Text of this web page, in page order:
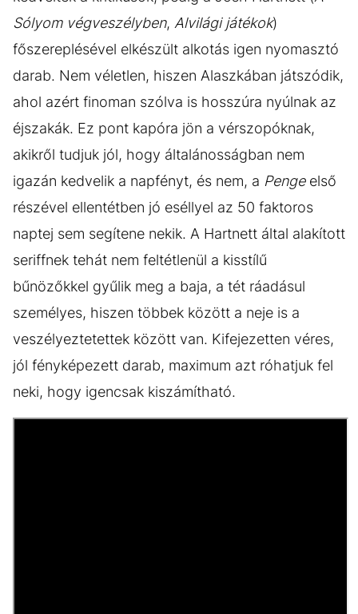
Sólyom végveszélyben, Alvilági játékok)
főszereplésével elkészült alkotás igen nyomasztó
darab. Nem véletlen, hiszen Alaszkában játszódik,
ahol azért finoman szólva is hosszúra nyúlnak az
éjszakák. Ez pont kapóra jön a vérszopóknak,
akikről tudjuk jól, hogy általánosságban nem
igazán kedvelik a napfényt, és nem, a Pengeelső
részével ellentétben jó eséllyel az 50 faktoros
naptej sem segítene nekik. A Hartnett által alakított
seriffnek tehát nem feltétlenül a kisstílű
bűnözőkkel gyűlik meg a baja, a tét ráadásul
személyes, hiszen többek között a neje is a
veszélyeztetettek között van. Kifejezetten véres,
jól fényképezett darab, maximum azt róhatjuk fel
neki, hogy igencsak kiszámítható.